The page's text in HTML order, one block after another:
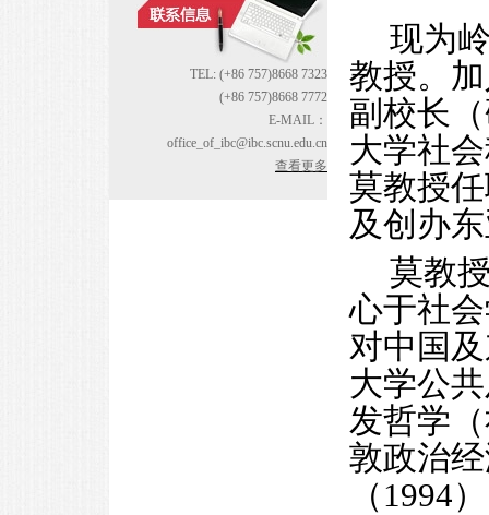
TEL: (+86 757)8668 7323
(+86 757)8668 7772
E-MAIL：
office_of_ibc@ibc.scnu.edu.cn
查看更多
现为
教授。
副校长
大学社
莫教授
及创办
莫教
心于社
对中国
大学公
发哲学
敦政治
（1994